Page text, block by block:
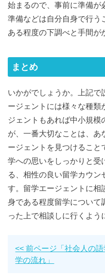
始まるので、事前に準備が
準備などは自分自身で行う
ある程度の下調べと手間が
まとめ
いかがでしょうか。上記で
ージェントには様々な種類
ジェントもあれば中小規模
が、一番大切なことは、あ
ージェントを見つけること
学への思いをしっかりと受
る、相性の良い留学カウ
す。留学エージェントに相
身である程度留学について
った上で相談しに行くよう
<< 前ページ「社会人の
学の流れ」